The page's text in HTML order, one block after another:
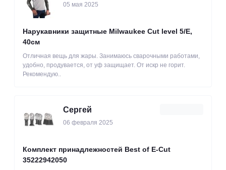
05 мая 2025
Нарукавники защитные Milwaukee Cut level 5/Е,
40см
Отличная вещь для жары. Занимаюсь сварочными работами,
удобно, продувается, от уф защищает. От искр не горит.
Рекомендую..
Сергей
06 февраля 2025
Комплект принадлежностей Best of E-Cut
35222942050